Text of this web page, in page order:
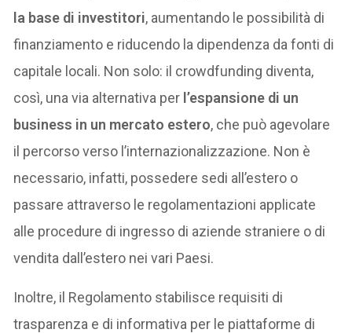
la base di investitori, aumentando le possibilità di
finanziamento e riducendo la dipendenza da fonti di
capitale locali. Non solo: il crowdfunding diventa,
così, una via alternativa per l’espansione di un
business in un mercato estero, che può agevolare
il percorso verso l’internazionalizzazione. Non è
necessario, infatti, possedere sedi all’estero o
passare attraverso le regolamentazioni applicate
alle procedure di ingresso di aziende straniere o di
vendita dall’estero nei vari Paesi.
Inoltre, il Regolamento stabilisce requisiti di
trasparenza e di informativa per le piattaforme di